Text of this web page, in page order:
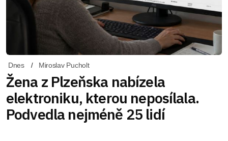
Dnes Miroslav Pucholt
Žena z Plzeňska nabízela
elektroniku, kterou neposílala.
Podvedla nejméně 25 lidí